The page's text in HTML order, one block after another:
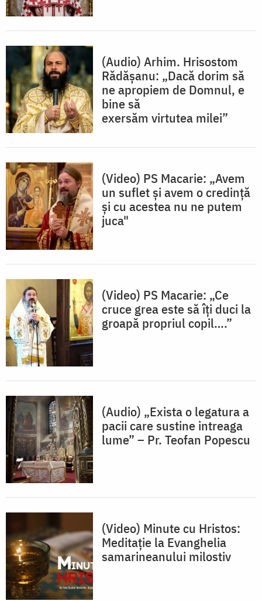
(Audio) Arhim. Hrisostom
Rădășanu: „Dacă dorim să
ne apropiem de Domnul, e
bine să
exersăm virtutea milei”
(Video) PS Macarie: „Avem
un suflet și avem o credință
și cu acestea nu ne putem
juca"
(Video) PS Macarie: „Ce
cruce grea este să îți duci la
groapă propriul copil….”
(Audio) „Exista o legatura a
pacii care sustine intreaga
lume” – Pr. Teofan Popescu
(Video) Minute cu Hristos:
Meditație la Evanghelia
samarineanului milostiv